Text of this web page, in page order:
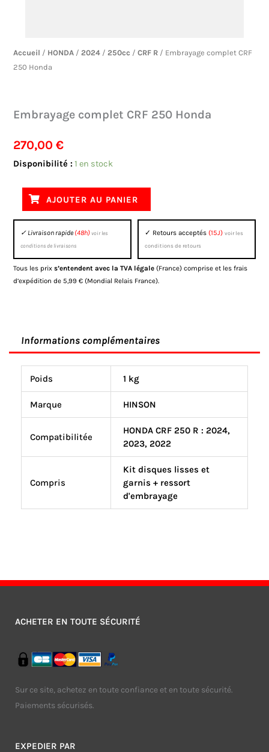
Accueil / HONDA /2024 /250cc /CRF R / Embrayage complet CRF
250 Honda
Embrayage complet CRF 250 Honda
270,00€
Disponibilité : 1 en stock
quantité
Embrayage
complet
CRF
250
Honda
AJOUTER AU PANIER
✓ Livraison rapide (48h)voir les
conditions de livraisons
✓ Retours acceptés (15J) voir les
conditions de retours
Tous les prixs’entendent avec la TVA légale (France) comprise et les frais
d’expédition de 5,99 € (Mondial Relais France).
Informations complémentaires
Poids 1 kg
Marque HINSON
Compatibilitée
HONDA CRF 250 R : 2024,
2023, 2022
Compris
Kit disques lisses et
garnis + ressort
d'embrayage
EXPEDIER PAR
ACHETER EN TOUTE SÉCURITÉ
Sur ce site, achetez en toute confiance et en toute sécurité.
Paiements sécurisés.